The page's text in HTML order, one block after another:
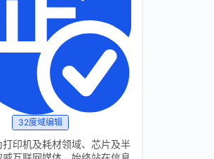
32度域编辑
打印机及耗材领域、芯片及半